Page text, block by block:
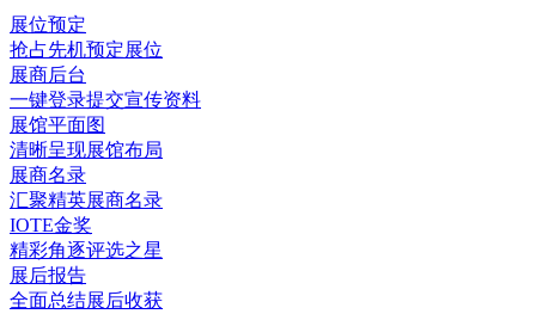
展位预定
抢占先机预定展位
展商后台
一键登录提交宣传资料
展馆平面图
清晰呈现展馆布局
展商名录
汇聚精英展商名录
IOTE金奖
精彩角逐评选之星
展后报告
全面总结展后收获